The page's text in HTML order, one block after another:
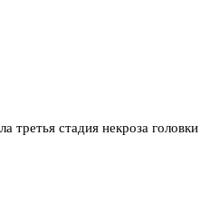
третья стадия некроза головки